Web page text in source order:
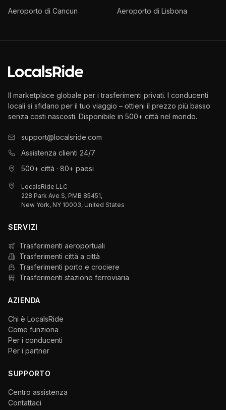
Aeroporto di Cancun Aeroporto di Lisbona
Il marketplace globale per i trasferimenti privati. I conducenti
locali si sfidano per il tuo viaggio – ottieni il prezzo più basso
senza costi nascosti. Disponibile in 500+ città nel mondo.
support@localsride.com
Assistenza clienti 24/7
500+ città · 80+ paesi
LocalsRide LLC
228 Park Ave S, PMB 85451,
New York, NY 10003, United States
SERVIZI
Trasferimenti aeroportuali
Trasferimenti città a città
Trasferimenti porto e crociere
Trasferimenti stazione ferroviaria
AZIENDA
Chi è LocalsRide
Come funziona
Per i conducenti
Per i partner
SUPPORTO
Centro assistenza
Contattaci